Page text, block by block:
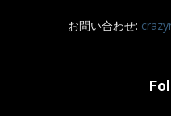
お問い合わせ: